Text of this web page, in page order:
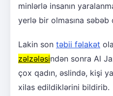
minlərlə insanın
yerlə bir olmasına səbəb
Lakin son təbii fəlakət
zəlzələsindən sonra Al
çox qadın, əslində, kişi
xilas edildiklərini bildirib.